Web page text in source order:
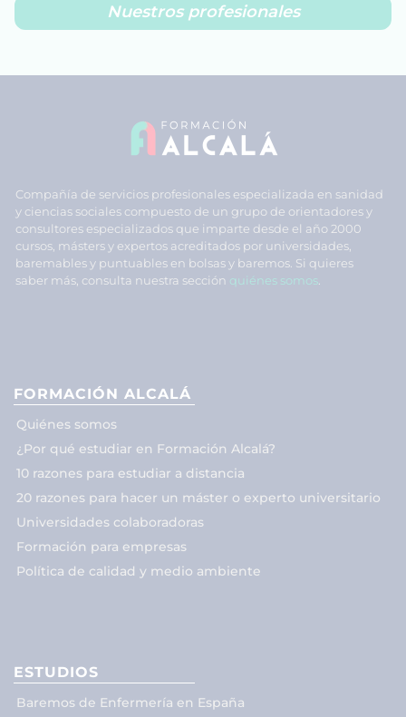
Nuestros profesionales
Compañía de servicios profesionales especializada en sanidad
y ciencias sociales compuesto de un grupo de orientadores y
consultores especializados que imparte desde el año 2000
cursos, másters y expertos acreditados por universidades,
baremables y puntuables en bolsas y baremos. Si quieres
saber más, consulta nuestra sección quiénes somos
FORMACIÓN ALCALÁ
Quiénes somos
¿Por qué estudiar en Formación Alcalá?
10 razones para estudiar a distancia
20 razones para hacer un máster o experto universitario
Universidades colaboradoras
Formación para empresas
Política de calidad y medio ambiente
ESTUDIOS
Baremos de Enfermería en España